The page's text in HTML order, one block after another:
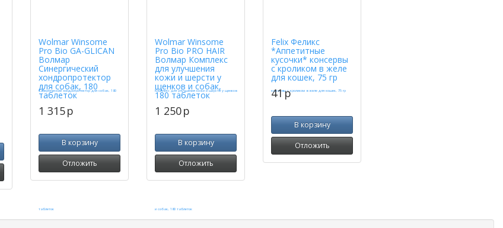
Wolmar Winsome
Pro Bio GA-GLICAN
Волмар
Синергический
хондропротектор
для собак, 180
таблеток
1 315p
В корзину
Отложить
Wolmar Winsome
Pro Bio PRO HAIR
Волмар Комплекс
для улучшения
кожи и шерсти у
щенков и собак,
180 таблеток
1 250p
В корзину
Отложить
Felix Феликс
*Аппетитные
кусочки* консервы
с кроликом в желе
для кошек, 75 гр
41p
В корзину
Отложить